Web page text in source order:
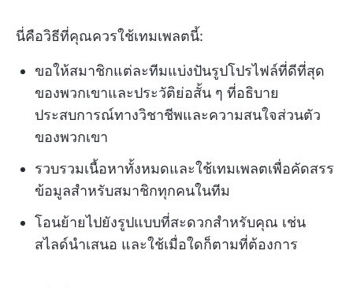
นี่คือวิธีที่คุณควรใช้เทมเพลตนี้:
ขอให้สมาชิกแต่ละทีมแบ่งปันรูปโปรไฟล์ที่ดีที่สุด
ของพวกเขาและประวัติย่อสั้น ๆ ที่อธิบาย
ประสบการณ์ทางวิชาชีพและความสนใจส่วนตัว
ของพวกเขา
รวบรวมเนื้อหาทั้งหมดและใช้เทมเพลตเพื่อคัดสรร
ข้อมูลสำหรับสมาชิกทุกคนในทีม
โอนย้ายไปยังรูปแบบที่สะดวกสำหรับคุณ เช่น
สไลด์นำเสนอ และใช้เมื่อใดก็ตามที่ต้องการ